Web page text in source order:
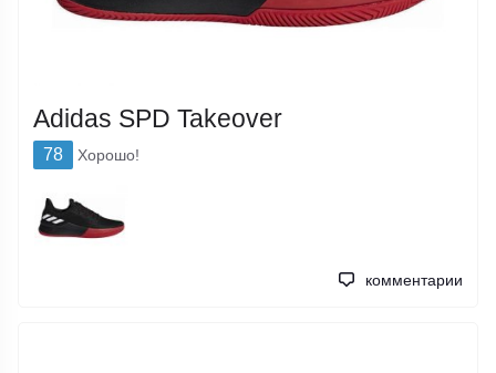
Adidas SPD Takeover
78 Хорошо!
комментарии